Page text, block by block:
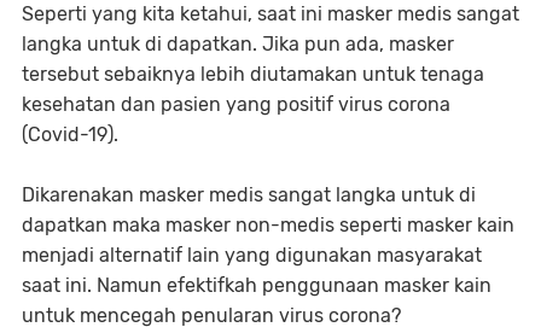
Seperti yang kita ketahui, saat ini masker medis sangat
langka untuk di dapatkan. Jika pun ada, masker
tersebut sebaiknya lebih diutamakan untuk tenaga
kesehatan dan pasien yang positif virus corona
(Covid-19).
Dikarenakan masker medis sangat langka untuk di
dapatkan maka masker non-medis seperti masker kain
menjadi alternatif lain yang digunakan masyarakat
saat ini. Namun efektifkah penggunaan masker kain
untuk mencegah penularan virus corona?